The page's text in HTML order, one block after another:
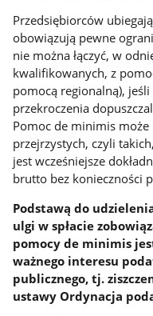
Przedsiębiorców
obowiązują pewne
nie można łączyć, w
kwalifikowanych, z
pomocą regionalną),
przekroczenia
Pomoc de minimis
przejrzystych, czyli
jest wcześniejsze
brutto bez konieczności
Podstawą do
ulgi w spłacie
pomocy de minimis
ważnego interesu
publicznego, tj.
ustawy Ordynacja